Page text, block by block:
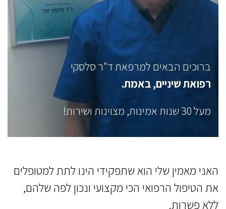
ברוכים הבאים למרפאת ד"ר סלסקי
רפואת שיניים, באמת.
מעל 30 שנות אמינות, מצוינות ושירות!
האני מאמין שלי הוא שתפקידי הינו לתת למטופלים
את הטיפול הרפואי הכי מקצועי ונכון לפה שלהם,
ללא פשרות.